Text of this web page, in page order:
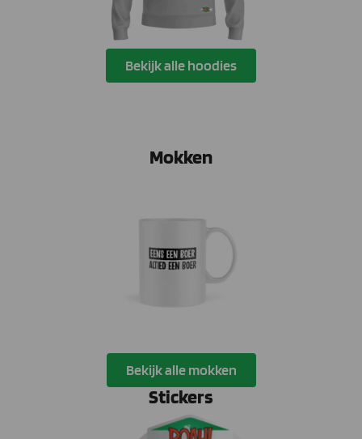
Bekijk alle hoodies
Mokken
Bekijk alle mokken
Stickers